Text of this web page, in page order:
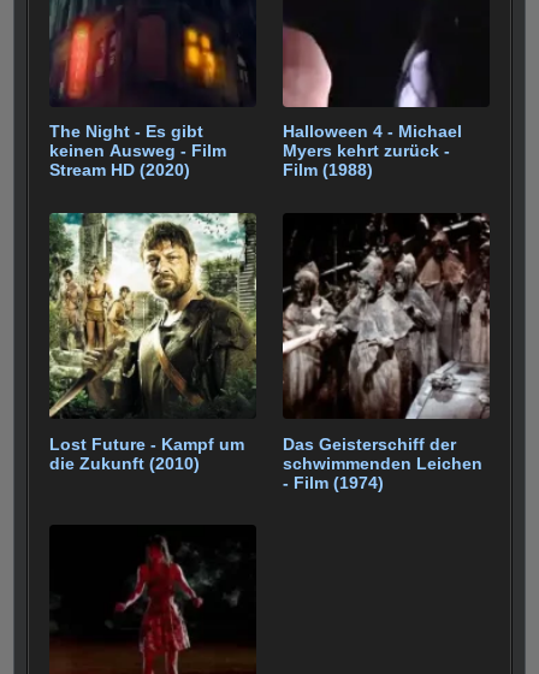
The Night - Es gibt
keinen Ausweg - Film
Stream HD (2020)
Halloween 4 - Michael
Myers kehrt zurück -
Film (1988)
Lost Future - Kampf um
die Zukunft (2010)
Das Geisterschiff der
schwimmenden Leichen
- Film (1974)